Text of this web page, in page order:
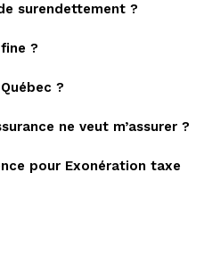
surendettement ?
?
?
ne veut m’assurer ?
pour Exonération taxe